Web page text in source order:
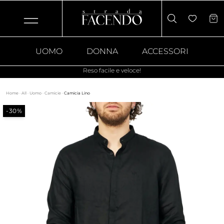
UOMO DONNA ACCESSORI
Reso facile e veloce!
Home · All · Uomo · Camicie · Camicia Lino
-30%